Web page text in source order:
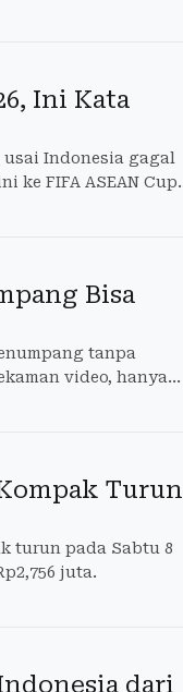
Ini Kata
Indonesia gagal
ke FIFA ASEAN Cup
Bisa
tanpa
video, hanya
Turun
turun pada Sabtu 8
juta.
dari